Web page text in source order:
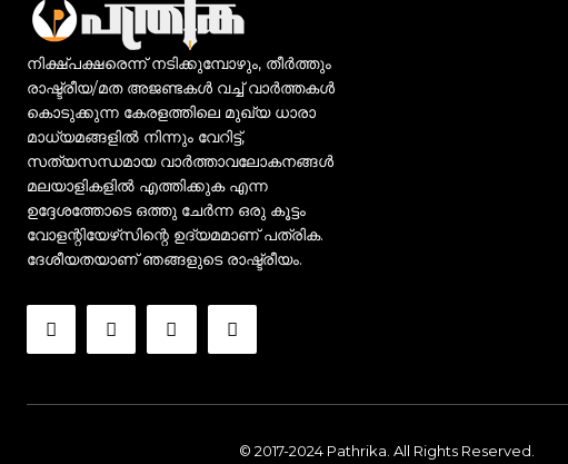
നിക്ഷ്പക്ഷരെന്ന് നടിക്കുമ്പോഴും, തീർത്തും
രാഷ്ട്രീയ/മത അജണ്ടകൾ വച്ച് വാർത്തകൾ
കൊടുക്കുന്ന കേരളത്തിലെ മുഖ്യ ധാരാ
മാധ്യമങ്ങളിൽ നിന്നും വേറിട്ട്,
സത്യസന്ധമായ വാർത്താവലോകനങ്ങൾ
മലയാളികളിൽ എത്തിക്കുക എന്ന
ഉദ്ദേശത്തോടെ ഒത്തു ചേർന്ന ഒരു കൂട്ടം
വോളന്റിയേഴ്‌സിന്റെ ഉദ്യമമാണ് പത്രിക.
ദേശീയതയാണ് ഞങ്ങളുടെ രാഷ്ട്രീയം.
© 2017-2024 Pathrika. All Rights Reserved.